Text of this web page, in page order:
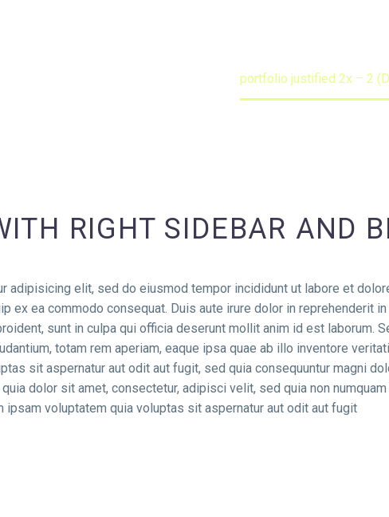
portfolio justified 2x – 2
RIGHT SIDEBAR AND
adipisicing elit, sed do eiusmod tempor incididunt ut labore et
ex ea commodo consequat. Duis aute irure dolor in reprehenderit
sunt in culpa qui officia deserunt mollit anim id est laborum.
totam rem aperiam, eaque ipsa quae ab illo inventore
sit aspernatur aut odit aut fugit, sed quia consequuntur magni
dolor sit amet, consectetur, adipisci velit, sed quia non
ipsam voluptatem quia voluptas sit aspernatur aut odit aut fugit